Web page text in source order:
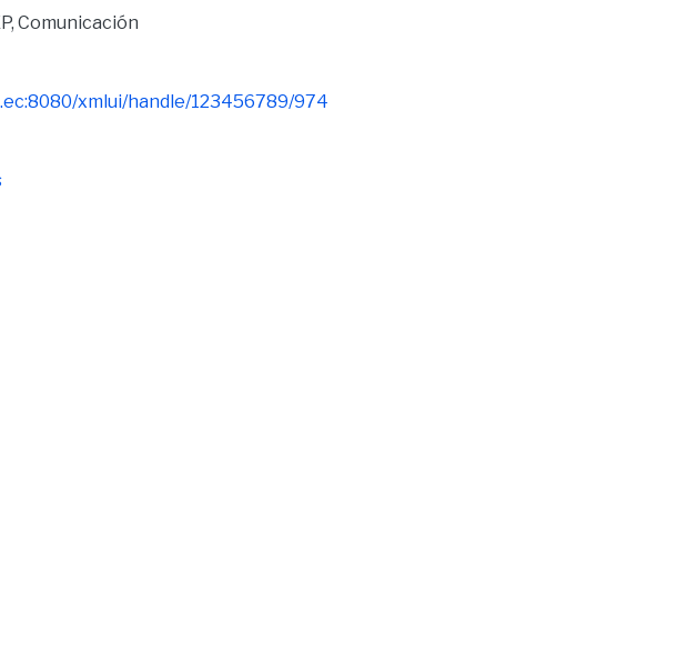
, Comunicación
xmlui/handle/123456789/974